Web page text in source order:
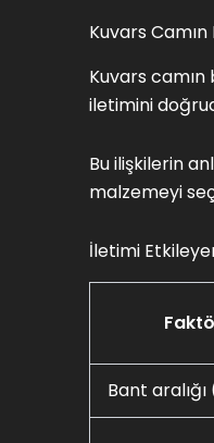
Kuvars
Kuvars
iletimini
Bu ilişkilerin
malzemeyi
İletimi
Bant